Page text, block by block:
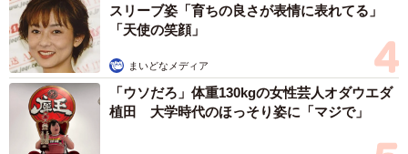
なおフジコさんが営むカフェオリオンは、焼き生八ツ橋で
はなく スコーン が名物。全国各地の催事で話題となり、
新・奈良銘菓になるかもしれないという期待が集まってい
るので、ご興味のある方はぜひSNSやホームページをチェ
ックしていただきたい。
スリーブ姿「育ちの良さが表情に表れてる」
「天使の笑顔」
まいどなメディア
「ウソだろ」体重130kgの女性芸人オダウエダ
植田 大学時代のほっそり姿に「マジで」